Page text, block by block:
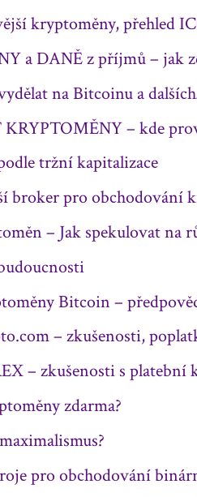
kryptoměny, přehled
a DANĚ z příjmů – jak
na Bitcoinu a
– kde
tržní kapitalizace
broker pro obchodování
– Jak spekulovat na
Bitcoin –
– zkušenosti,
– zkušenosti s platební
zdarma?
pro obchodování